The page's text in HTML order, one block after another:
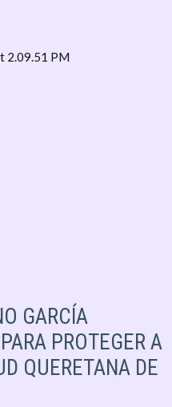
GARCÍA
PROTEGER A
QUERETANA DE